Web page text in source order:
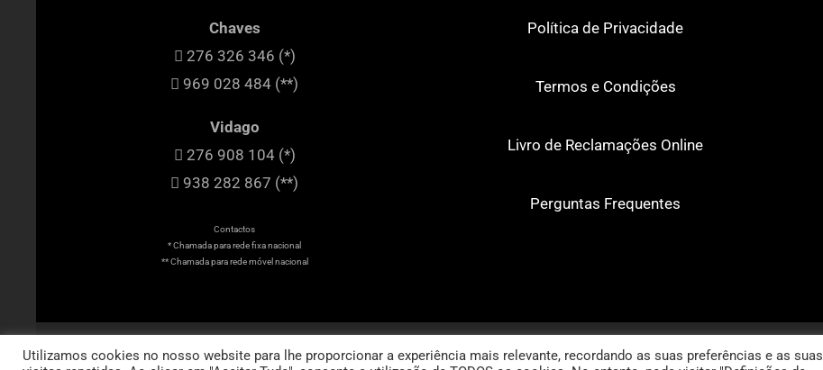
Chaves
276 326 346 (*)
969 028 484 (**)
Vidago
276 908 104 (*)
938 282 867 (**)
Contactos
* Chamada para rede fixa nacional
** Chamada para rede móvel nacional
Política de Privacidade
Termos e Condições
Livro de Reclamações Online
Perguntas Frequentes
Utilizamos cookies no nosso website para lhe proporcionar a experiência mais relevante, recordando as suas preferências e as suas